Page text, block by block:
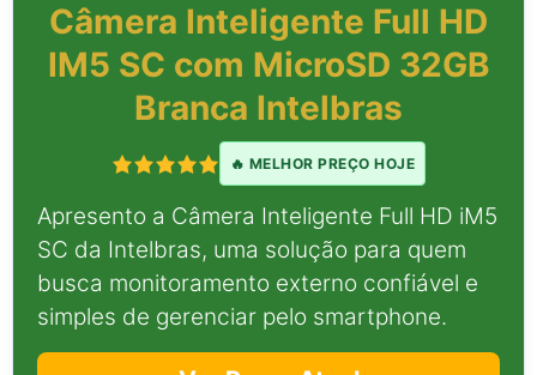
Câmera Inteligente Full HD
IM5 SC com MicroSD 32GB
Branca Intelbras
🔥 MELHOR PREÇO HOJE
Apresento a Câmera Inteligente Full HD iM5
SC da Intelbras, uma solução para quem
busca monitoramento externo confiável e
simples de gerenciar pelo smartphone.